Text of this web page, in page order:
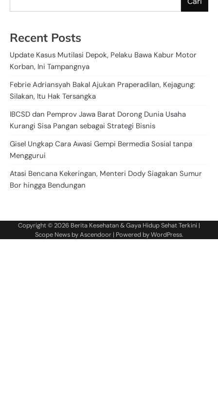
Recent Posts
Update Kasus Mutilasi Depok, Pelaku Bawa Kabur Motor
Korban, Ini Tampangnya
Febrie Adriansyah Bakal Ajukan Praperadilan, Kejagung:
Silakan, Itu Hak Tersangka
IBCSD dan Pemprov Jawa Barat Dorong Dunia Usaha
Kurangi Sisa Pangan sebagai Strategi Bisnis
Gisel Ungkap Cara Awasi Gempi Bermedia Sosial tanpa
Menggurui
Atasi Bencana Kekeringan, Menteri Dody Siagakan Sumur
Bor hingga Bendungan
Copyright © 2026 Berita Kesehatan & Gaya Hidup Sehat Terkini |
Scope News byAscendoor| Powered byWordPress.